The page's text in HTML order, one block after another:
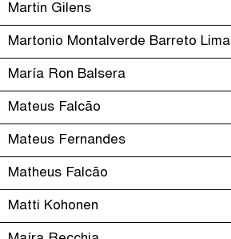
Martin Gilens
Martonio Montalverde Barreto Lima
María Ron Balsera
Mateus Falcão
Mateus Fernandes
Matheus Falcão
Matti Kohonen